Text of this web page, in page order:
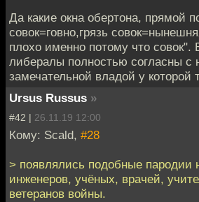
Да какие окна обертона, прямой
совок=говно,грязь
плохо именно потому что совок".
либералы полностью согласны с
замечательной владой у которой
Ursus Russus »
#42 | 26.11.19 12:00
Кому: Scald, #28
> появлялись подобные пародии
инженеров, учёных, врачей,
ветеранов войны.